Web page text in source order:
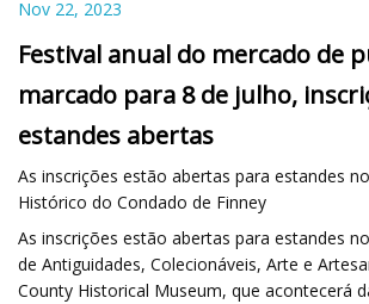
Nov 22, 2023
Festival anual do mercado de
marcado para 8 de julho,
estandes abertas
As inscrições estão abertas para estandes
Histórico do Condado de Finney
As inscrições estão abertas para estandes
de Antiguidades, Colecionáveis, Arte e
County Historical Museum, que acontecerá